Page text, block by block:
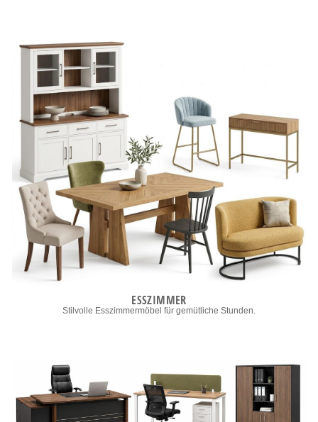
ESSZIMMER
Stilvolle Esszimmermöbel für gemütliche Stunden.